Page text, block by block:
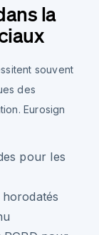
la
souvent
des
Eurosign
pour les